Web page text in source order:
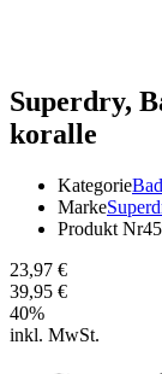
Superdry,
koralle
Kategorie
Marke
Produkt Nr
23,97 €
39,95 €
40%
inkl. MwSt.